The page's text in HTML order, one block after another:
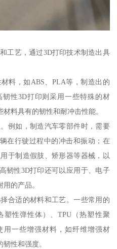
工艺，通过3D打印技术制造出具
料，如ABS、PLA等，制造出的
性3D打印则采用一些特殊的材
料具有的韧性和耐冲击性能。
例如，制造汽车零部件时，需要
在行驶过程中的冲击和振动；在
于制造假肢、矫形器等器械，以
韧性3D打印还可以应用于、电子
的产品。
合适的材料和工艺。一些常用的
塑性弹性体）、TPU（热塑性聚
一些增强材料，如纤维增强材
性和强度。